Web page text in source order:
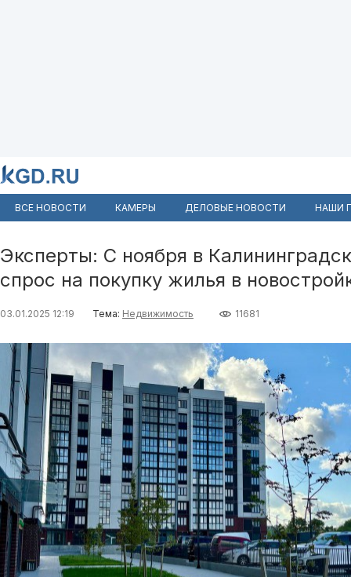
ВСЕ НОВОСТИ КАМЕРЫ ДЕЛОВЫЕ НОВОСТИ НАШИ
Эксперты: С ноября в
спрос на покупку жилья в
03.01.2025 12:19 Тема: Недвижимость 11681